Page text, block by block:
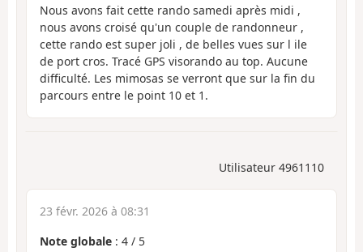
Nous avons fait cette rando samedi après midi ,
nous avons croisé qu'un couple de randonneur ,
cette rando est super joli , de belles vues sur l ile
de port cros. Tracé GPS visorando au top. Aucune
difficulté. Les mimosas se verront que sur la fin du
parcours entre le point 10 et 1.
Utilisateur 4961110
23 févr. 2026 à 08:31
Note globale : 4 / 5